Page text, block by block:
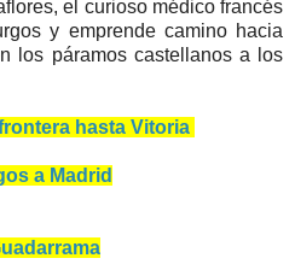
el curioso médico francés
y emprende camino hacia
los páramos castellanos a los
hasta Vitoria
a Madrid